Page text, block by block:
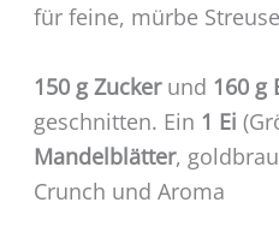
für feine, mürbe
150 g Zuckerund 160 g
geschnitten. Ein 1 Ei
Mandelblätter,
Crunch und Aroma